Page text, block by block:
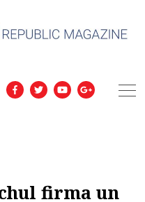
firma un